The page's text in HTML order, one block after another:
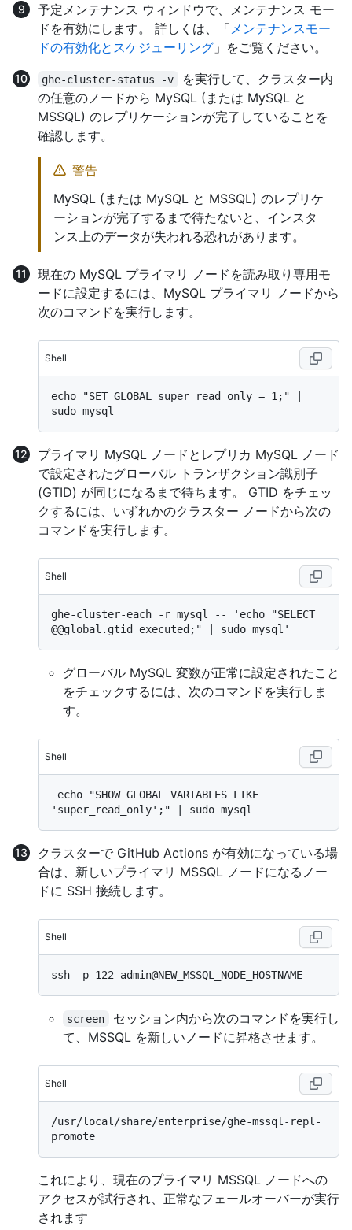
予定メンテナンス ウィンドウで、メンテナンス モー
ドを有効にします。 詳しくは、「 メンテナンスモー
ドの有効化とスケジューリング 」をご覧ください。
ghe-cluster-status -v
を実行して、クラスター内
の任意のノードから MySQL (または MySQL と
MSSQL) のレプリケーションが完了していることを
確認します。
警告
MySQL (または MySQL と MSSQL) のレプリケ
ーションが完了するまで待たないと、インスタ
ンス上のデータが失われる恐れがあります。
現在の MySQL プライマリ ノードを読み取り専用モ
ードに設定するには、MySQL プライマリ ノードから
次のコマンドを実行します。
Shell
echo "SET GLOBAL super_read_only = 1;" |
プライマリ MySQL ノードとレプリカ MySQL ノード
で設定されたグローバル トランザクション識別子
(GTID) が同じになるまで待ちます。 GTID をチェッ
クするには、いずれかのクラスター ノードから次の
コマンドを実行します。
Shell
ghe-cluster-each -r mysql -- 'echo "SELECT
グローバル MySQL 変数が正常に設定されたこと
をチェックするには、次のコマンドを実行しま
す。
Shell
クラスターで GitHub Actions が有効になっている場
合は、新しいプライマリ MSSQL ノードになるノー
ドに SSH 接続します。
Shell
screen
セッション内から次のコマンドを実行し
て、MSSQL を新しいノードに昇格させます。
Shell
/usr/local/share/enterprise/ghe-mssql-repl-
これにより、現在のプライマリ MSSQL ノードへの
アクセスが試行され、正常なフェールオーバーが実行
されます